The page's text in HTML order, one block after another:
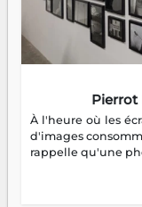
Pierrot
À l'heure où les
d'images
rappelle qu'une